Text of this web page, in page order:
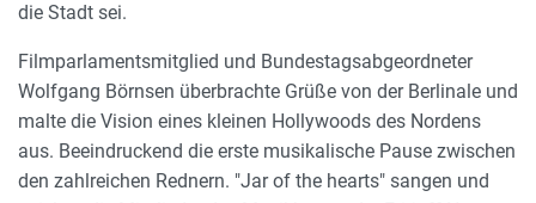
die Stadt sei.
Filmparlamentsmitglied und Bundestagsabgeordneter
Wolfgang Börnsen überbrachte Grüße von der Berlinale und
malte die Vision eines kleinen Hollywoods des Nordens
aus. Beeindruckend die erste musikalische Pause zwischen
den zahlreichen Rednern. "Jar of the hearts" sangen und